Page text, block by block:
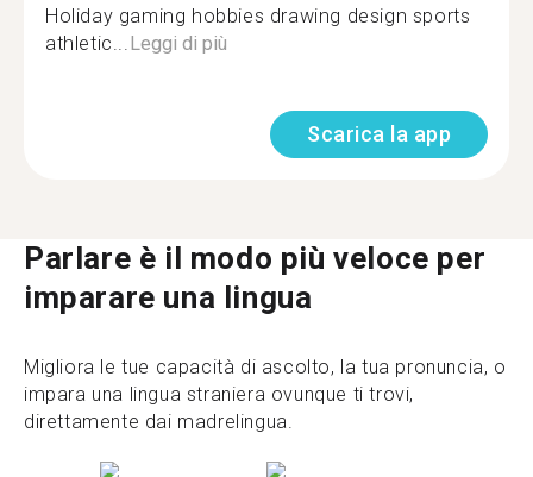
Holiday gaming hobbies drawing design sports
athletic... Leggi di più
Scarica la app
Parlare è il modo più veloce per
imparare una lingua
Migliora le tue capacità di ascolto, la tua pronuncia, o
impara una lingua straniera ovunque ti trovi,
direttamente dai madrelingua.